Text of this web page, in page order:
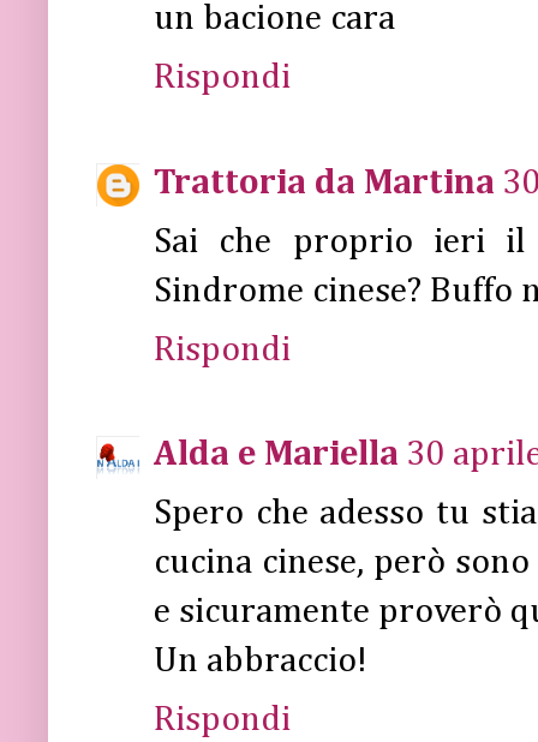
un bacione cara
Rispondi
Trattoria da Martina
Sai che proprio ieri il
Sindrome cinese? Buffo
Rispondi
Alda e Mariella 30
Spero che adesso tu
cucina cinese, però
e sicuramente proverò
Un abbraccio!
Rispondi